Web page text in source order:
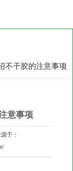
不干胶的注意事项
意事项
于：